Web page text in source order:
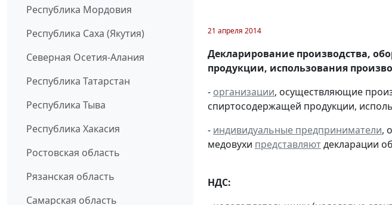
Республика Мордовия
Республика Саха (Якутия)
Северная Осетия-Алания
Республика Татарстан
Республика Тыва
Республика Хакасия
Ростовская область
Рязанская область
Самарская область
21 апреля 2014
Декларирование производства,
продукции, использования
- организации, осуществляющие
спиртосодержащей продукции,
- индивидуальные предприниматели,
медовухи представляютдекларации
НДС: